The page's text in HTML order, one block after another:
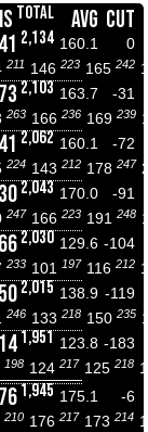
TOTAL AVG CUT
2,134 160.1 0
211 146 223 165 242
2,103 163.7 -31
263 166 236 169 239
2,062 160.1 -72
224 143 212 178 247
2,043 170.0 -91
247 166 223 191 248
2,030 129.6 -104
233 101 197 116 212
2,015 138.9 -119
246 133 218 150 235
1,951 123.8 -183
198 124 217 125 218
1,945 175.1 -6
210 176 217 173 214